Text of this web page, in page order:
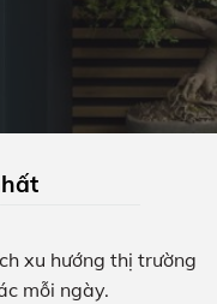
xu hướng thị trường
mỗi ngày.